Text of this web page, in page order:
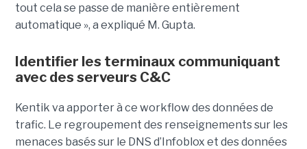
tout cela se passe de manière entièrement
automatique », a expliqué M. Gupta.
Identifier les terminaux communiquant
avec des serveurs C&C
Kentik va apporter à ce workflow des données de
trafic. Le regroupement des renseignements sur les
menaces basés sur le DNS d’Infoblox et des données